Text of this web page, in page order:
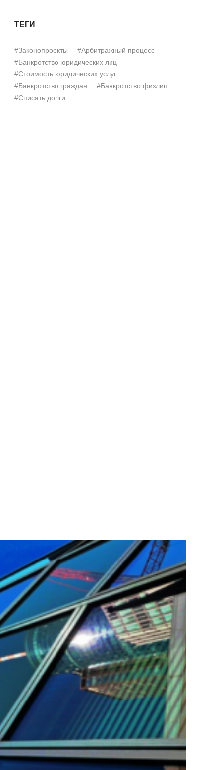
ТЕГИ
#Законопроекты
#Арбитражный процесс
#Банкротство юридических лиц
#Стоимость юридических услуг
#Банкротство граждан
#Банкротство физлиц
#Списать долги